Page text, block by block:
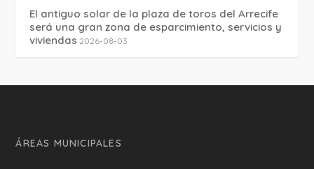
El antiguo solar de la plaza de toros del Arrecife
será una gran zona de esparcimiento, servicios y
viviendas 2026-08-03
ÁREAS MUNICIPALES